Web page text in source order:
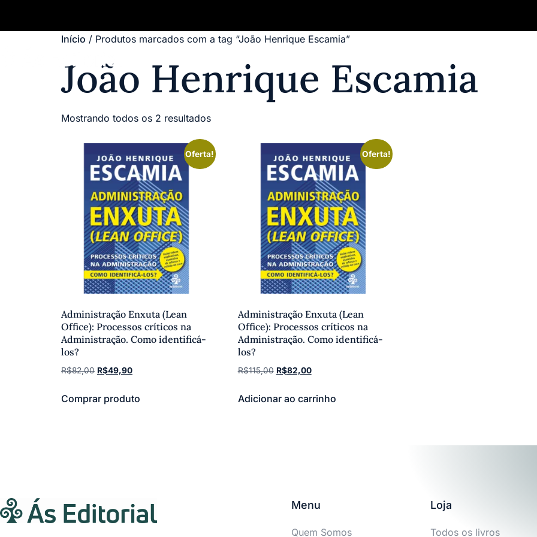
Início / Produtos marcados com a tag “João Henrique Escamia”
João Henrique Escamia
Mostrando todos os 2 resultados
Oferta!
Administração Enxuta (Lean
Office): Processos críticos na
Administração. Como identificá-
los?
R$82,00 R$49,90
Comprar produto
Oferta!
Administração Enxuta (Lean
Office): Processos críticos na
Administração. Como identificá-
los?
R$115,00 R$82,00
Adicionar ao carrinho
Menu
Quem Somos
Loja
Todos os livros